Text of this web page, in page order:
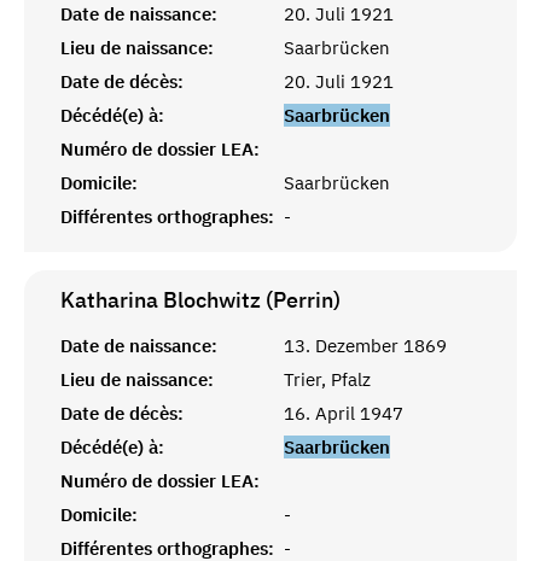
Date de naissance:
20. Juli 1921
Lieu de naissance:
Saarbrücken
Date de décès:
20. Juli 1921
Décédé(e) à:
Saarbrücken
Numéro de dossier LEA:
Domicile:
Saarbrücken
Différentes orthographes: -
Katharina Blochwitz (Perrin)
Date de naissance:
13. Dezember 1869
Lieu de naissance:
Trier, Pfalz
Date de décès:
16. April 1947
Décédé(e) à:
Saarbrücken
Numéro de dossier LEA:
Domicile:
-
Différentes orthographes: -